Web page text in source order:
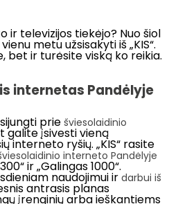
ir televizijos tiekėjo? Nuo šiol
metu užsisakyti iš „KIS“.
bet ir turėsite viską ko reikia.
internetas Pandėlyje
prie šviesolaidinio
galite įsivesti vieną
interneto ryšių. „KIS“ rasite
interneto Pandėlyje
ir „Galingas 1000“.
naudojimui ir darbui iš
antrasis planas
įrenginių arba ieškantiems